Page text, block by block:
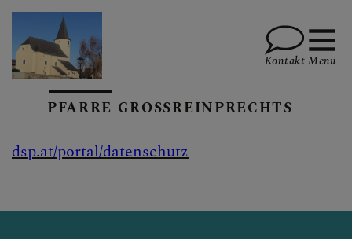
PFARRTEAM
PFARRE GROSSREINPRECHTS
Kontakt Menü
dsp.at/portal/datenschutz